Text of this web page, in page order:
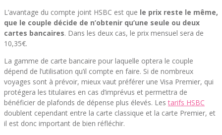
L’avantage du compte joint HSBC est que le prix reste le même,
que le couple décide de n’obtenir qu’une seule ou deux
cartes bancaires. Dans les deux cas, le prix mensuel sera de
10,35€.
La gamme de carte bancaire pour laquelle optera le couple
dépend de l’utilisation qu’il compte en faire. Si de nombreux
voyages sont à prévoir, mieux vaut préférer une Visa Premier, qui
protégera les titulaires en cas d’imprévus et permettra de
bénéficier de plafonds de dépense plus élevés. Lestarifs HSBC
doublent cependant entre la carte classique et la carte Premier, et
il est donc important de bien réfléchir.